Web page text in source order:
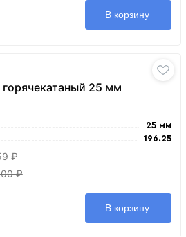
В корзину
25 мм
25 мм
196.25
₽
₽
В корзину